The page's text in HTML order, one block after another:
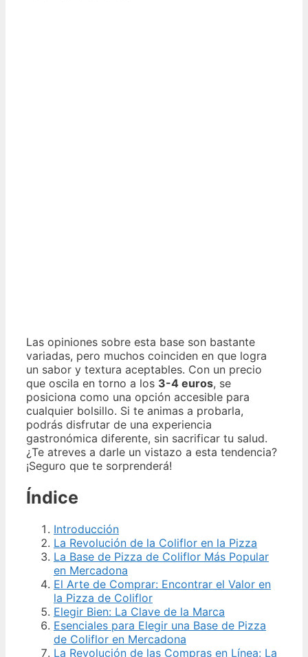
Las opiniones sobre esta base son bastante
variadas, pero muchos coinciden en que logra
un sabor y textura aceptables. Con un precio
que oscila en torno a los 3-4 euros, se
posiciona como una opción accesible para
cualquier bolsillo. Si te animas a probarla,
podrás disfrutar de una experiencia
gastronómica diferente, sin sacrificar tu salud.
¿Te atreves a darle un vistazo a esta tendencia?
¡Seguro que te sorprenderá!
Índice
Introducción
La Revolución de la Coliflor en la Pizza
La Base de Pizza de Coliflor Más Popular
en Mercadona
El Arte de Comprar: Encontrar el Valor en
la Pizza de Coliflor
Elegir Bien: La Clave de la Marca
Esenciales para Elegir una Base de Pizza
de Coliflor en Mercadona
La Revolución de las Compras en Línea: La